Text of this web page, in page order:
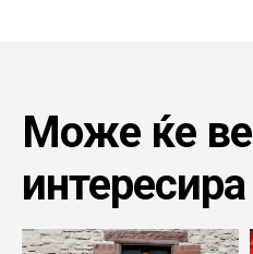
Може ќе ве
интересира